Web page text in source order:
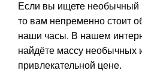
Если вы ищете необычный
то вам непременно стоит
наши часы. В нашем
найдёте массу необычных
привлекательной цене.